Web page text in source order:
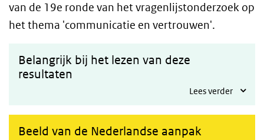
van de 19e ronde van het vragenlijstonderzoek op
het thema 'communicatie en vertrouwen'.
Belangrijk bij het lezen van deze
resultaten
Lees verder
Beeld van de Nederlandse aanpak